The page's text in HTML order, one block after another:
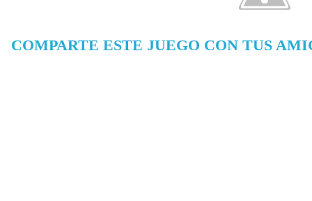
COMPARTE ESTE JUEGO CON TUS